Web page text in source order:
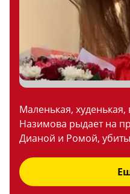
Маленькая,
Назимова рыдает на
Дианой и Ромой,